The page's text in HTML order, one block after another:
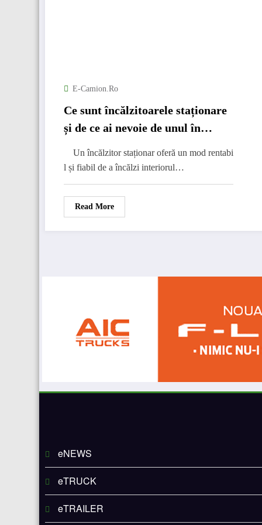
E-Camion.ro
Ce sunt încălzitoarele staționare
și de ce ai nevoie de unul în
Un încălzitor staționar oferă un mod rentabi
l și fiabil de a încălzi interiorul…
Read More
eNEWS
eTRUCK
eTRAILER